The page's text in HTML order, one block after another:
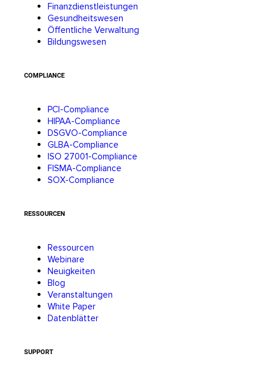
Finanzdienstleistungen
Gesundheitswesen
Öffentliche Verwaltung
Bildungswesen
COMPLIANCE
PCI-Compliance
HIPAA-Compliance
DSGVO-Compliance
GLBA-Compliance
ISO 27001-Compliance
FISMA-Compliance
SOX-Compliance
RESSOURCEN
Ressourcen
Webinare
Neuigkeiten
Blog
Veranstaltungen
White Paper
Datenblätter
SUPPORT